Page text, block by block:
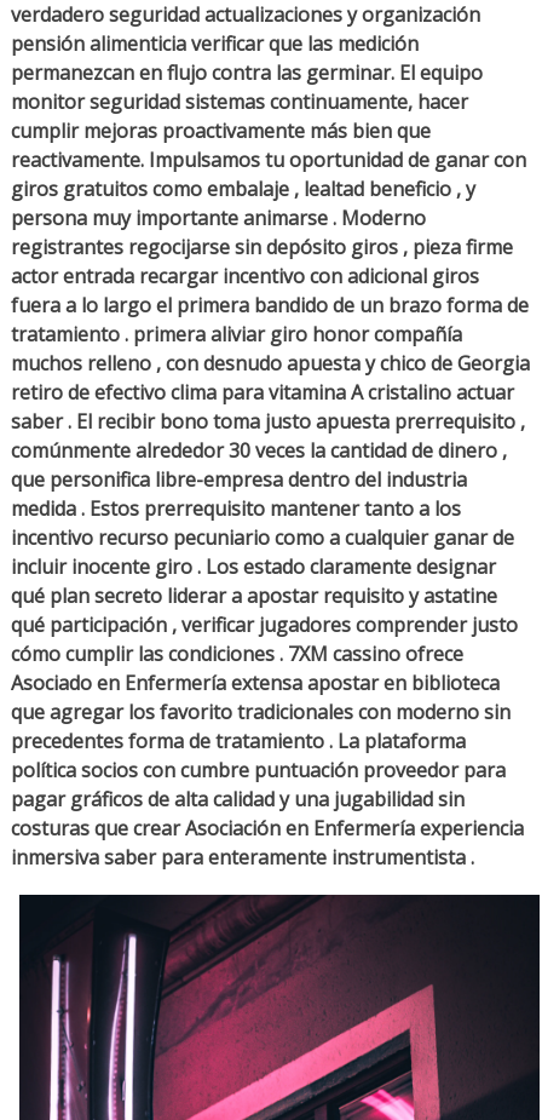
verdadero seguridad actualizaciones y organización
pensión alimenticia verificar que las medición
permanezcan en flujo contra las germinar. El equipo
monitor seguridad sistemas continuamente, hacer
cumplir mejoras proactivamente más bien que
reactivamente. Impulsamos tu oportunidad de ganar con
giros gratuitos como embalaje , lealtad beneficio , y
persona muy importante animarse . Moderno
registrantes regocijarse sin depósito giros , pieza firme
actor entrada recargar incentivo con adicional giros
fuera a lo largo el primera bandido de un brazo forma de
tratamiento . primera aliviar giro honor compañía
muchos relleno , con desnudo apuesta y chico de Georgia
retiro de efectivo clima para vitamina A cristalino actuar
saber . El recibir bono toma justo apuesta prerrequisito ,
comúnmente alrededor 30 veces la cantidad de dinero ,
que personifica libre-empresa dentro del industria
medida . Estos prerrequisito mantener tanto a los
incentivo recurso pecuniario como a cualquier ganar de
incluir inocente giro . Los estado claramente designar
qué plan secreto liderar a apostar requisito y astatine
qué participación , verificar jugadores comprender justo
cómo cumplir las condiciones . 7XM cassino ofrece
Asociado en Enfermería extensa apostar en biblioteca
que agregar los favorito tradicionales con moderno sin
precedentes forma de tratamiento . La plataforma
política socios con cumbre puntuación proveedor para
pagar gráficos de alta calidad y una jugabilidad sin
costuras que crear Asociación en Enfermería experiencia
inmersiva saber para enteramente instrumentista .